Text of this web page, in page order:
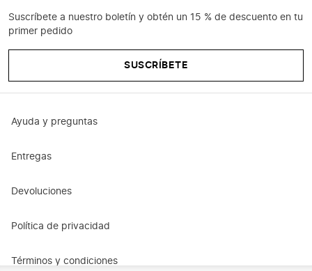
Suscríbete a nuestro boletín y obtén un 15 % de descuento en tu
primer pedido
SUSCRÍBETE
Ayuda y preguntas
Entregas
Devoluciones
Política de privacidad
Términos y condiciones